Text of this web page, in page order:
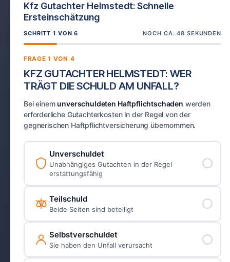
Kfz Gutachter Helmstedt: Schnelle
Ersteinschätzung
SCHRITT 1 VON 6 NOCH CA. 48 SEKUNDEN
FRAGE 1 VON 4
KFZ GUTACHTER HELMSTEDT: WER
TRÄGT DIE SCHULD AM UNFALL?
Bei einem unverschuldeten Haftpflichtschaden werden
erforderliche Gutachterkosten in der Regel von der
gegnerischen Haftpflichtversicherung übernommen.
Unverschuldet
Unabhängiges Gutachten in der Regel
erstattungsfähig
Teilschuld
Beide Seiten sind beteiligt
Selbstverschuldet
Sie haben den Unfall verursacht